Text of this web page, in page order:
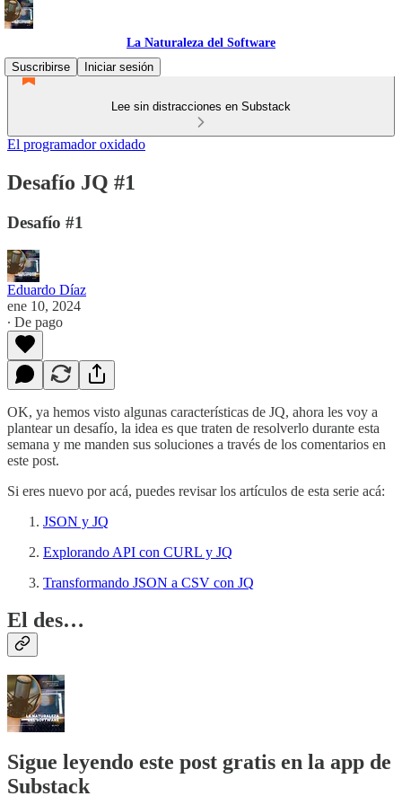
La Naturaleza del Software
Suscribirse
Iniciar sesión
Lee sin distracciones en Substack
El programador oxidado
Desafío JQ #1
Desafío #1
Eduardo Díaz
ene 10, 2024
∙ De pago
OK, ya hemos visto algunas características de JQ, ahora les voy a
plantear un desafío, la idea es que traten de resolverlo durante esta
semana y me manden sus soluciones a través de los comentarios en
este post.
Si eres nuevo por acá, puedes revisar los artículos de esta serie acá:
JSON y JQ
Explorando API con CURL y JQ
Transformando JSON a CSV con JQ
El des…
Sigue leyendo este post gratis en la app de
Substack